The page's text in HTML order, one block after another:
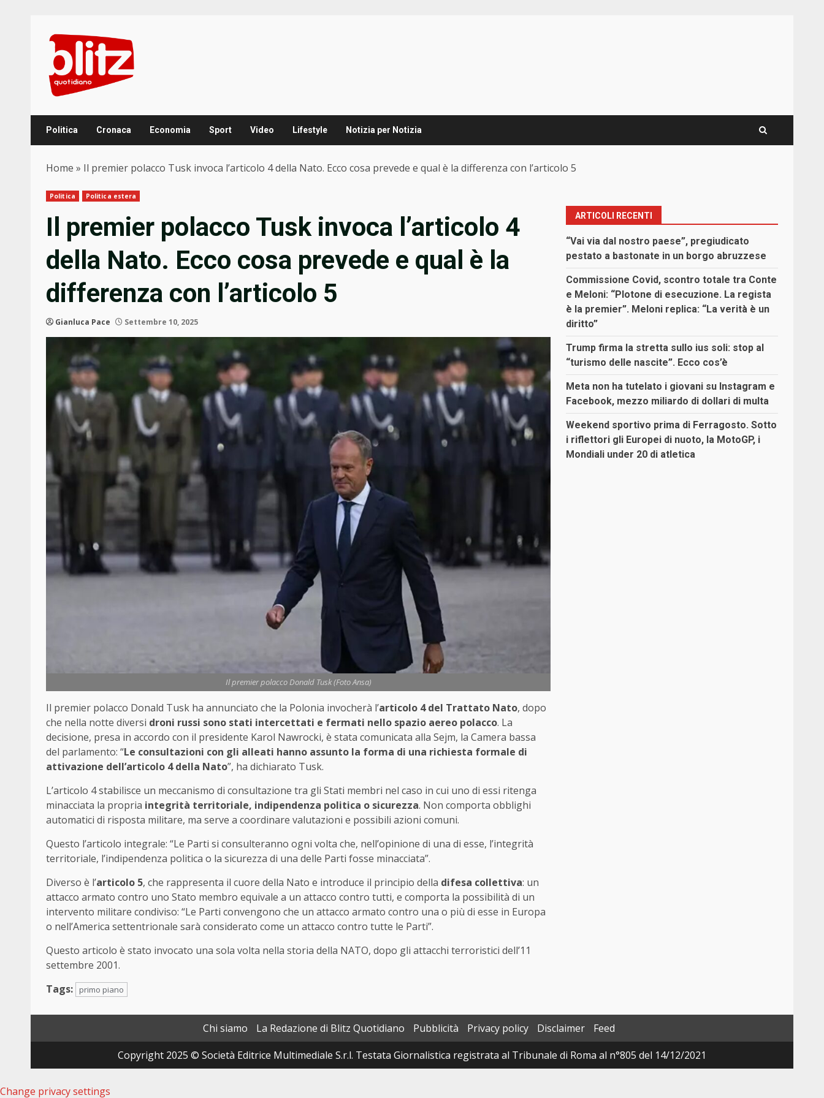
content
Politica Cronaca Economia Sport Video Lifestyle Notizia per Notizia
Home » Il premier polacco Tusk invoca l’articolo 4 della Nato. Ecco cosa prevede e qual è la differenza con l’articolo 5
Politica Politica estera
Il premier polacco Tusk invoca l’articolo 4
della Nato. Ecco cosa prevede e qual è la
differenza con l’articolo 5
Gianluca Pace Settembre 10, 2025
Il premier polacco Donald Tusk (Foto Ansa)
Il premier polacco Donald Tusk ha annunciato che la Polonia invocherà l’articolo 4 del Trattato Nato, dopo
che nella notte diversi droni russi sono stati intercettati e fermati nello spazio aereo polacco. La
decisione, presa in accordo con il presidente Karol Nawrocki, è stata comunicata alla Sejm, la Camera bassa
del parlamento: “Le consultazioni con gli alleati hanno assunto la forma di una richiesta formale di
attivazione dell’articolo 4 della Nato”, ha dichiarato Tusk.
L’articolo 4 stabilisce un meccanismo di consultazione tra gli Stati membri nel caso in cui uno di essi ritenga
minacciata la propria integrità territoriale, indipendenza politica o sicurezza. Non comporta obblighi
automatici di risposta militare, ma serve a coordinare valutazioni e possibili azioni comuni.
Questo l’articolo integrale: “Le Parti si consulteranno ogni volta che, nell’opinione di una di esse, l’integrità
territoriale, l’indipendenza politica o la sicurezza di una delle Parti fosse minacciata”.
Diverso è l’articolo 5, che rappresenta il cuore della Nato e introduce il principio della difesa collettiva: un
attacco armato contro uno Stato membro equivale a un attacco contro tutti, e comporta la possibilità di un
intervento militare condiviso: “Le Parti convengono che un attacco armato contro una o più di esse in Europa
o nell’America settentrionale sarà considerato come un attacco contro tutte le Parti”.
Questo articolo è stato invocato una sola volta nella storia della NATO, dopo gli attacchi terroristici dell’11
settembre 2001.
Tags:
primo piano
ARTICOLI RECENTI
“Vai via dal nostro paese”, pregiudicato
pestato a bastonate in un borgo abruzzese
Commissione Covid, scontro totale tra Conte
e Meloni: “Plotone di esecuzione. La regista
è la premier”. Meloni replica: “La verità è un
diritto”
Trump firma la stretta sullo ius soli: stop al
“turismo delle nascite”. Ecco cos’è
Meta non ha tutelato i giovani su Instagram e
Facebook, mezzo miliardo di dollari di multa
Weekend sportivo prima di Ferragosto. Sotto
i riflettori gli Europei di nuoto, la MotoGP, i
Mondiali under 20 di atletica
Chi siamo La Redazione di Blitz Quotidiano Pubblicità Privacy policy Disclaimer
Feed
Copyright 2025 © Società Editrice Multimediale S.r.l. Testata Giornalistica registrata al Tribunale di Roma al n°805 del 14/12/2021
Change privacy settings